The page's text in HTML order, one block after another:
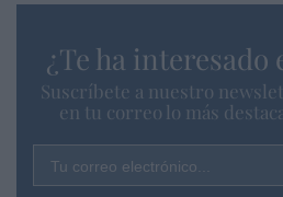
¿Te ha interesado
Suscríbete a nuestro
en tu correo lo más
Tu correo electrónico...